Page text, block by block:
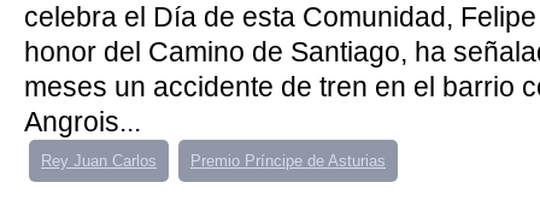
celebra el Día de esta Comunidad,
honor del Camino de Santiago, ha
meses un accidente de tren en el barrio
Angrois...
Rey Juan Carlos Premio Príncipe de Asturias